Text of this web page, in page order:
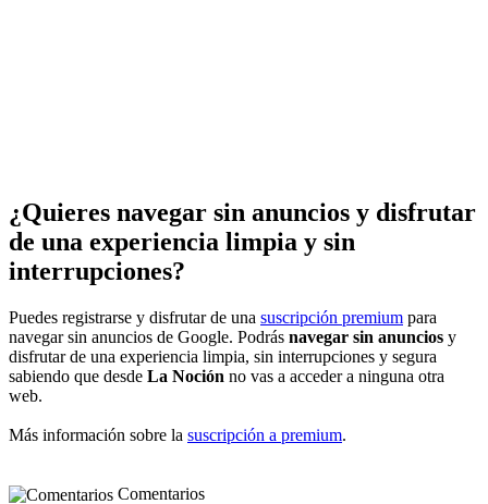
¿Quieres navegar sin anuncios y disfrutar
de una experiencia limpia y sin
interrupciones?
Puedes registrarse y disfrutar de una suscripción premium para
navegar sin anuncios de Google. Podrás navegar sin anuncios y
disfrutar de una experiencia limpia, sin interrupciones y segura
sabiendo que desde La Noción no vas a acceder a ninguna otra
web.
Más información sobre la suscripción a premium.
Comentarios